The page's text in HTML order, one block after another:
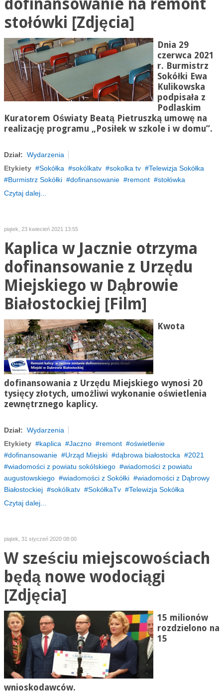
dofinansowanie na remont
stołówki [Zdjęcia]
Dnia 29
czerwca 2021
r. Burmistrz
Sokółki Ewa
Kulikowska
podpisała z
Podlaskim
Kuratorem Oświaty Beatą Pietruszką umowę na
realizację programu „Posiłek w szkole i w domu”.
Dział: Wydarzenia
Etykiety
Sokółka sokólkatv sokolka tv
Telewizja Sokółka
Burmistrz Sokółki
dofinansowanie remont
stołówka
Czytaj dalej...
piątek, 23 kwiecień 2021 13:55
Kaplica w Jacznie otrzyma
dofinansowanie z Urzędu
Miejskiego w Dąbrowie
Białostockiej [Film]
Kwota
dofinansowania z Urzędu Miejskiego wynosi 20
tysięcy złotych, umożliwi wykonanie oświetlenia
zewnętrznego kaplicy.
Dział: Wydarzenia
Etykiety
kaplica Jaczno remont
oświetlenie
dofinansowanie
Urząd Miejski dąbrowa białostocka
2021
wiadomości z powiatu sokólskiego
wiadomości z powiatu
augustowskiego
wiadomości z Sokółki
wiadomości z Dąbrowy
Białostockiej
sokólkatv SokółkaTv
Telewizja Sokółka
Czytaj dalej...
piątek, 31 styczeń 2020 08:00
W sześciu miejscowościach
będą nowe wodociągi
[Zdjęcia]
15 milionów
rozdzielono na
15
wnioskodawców.